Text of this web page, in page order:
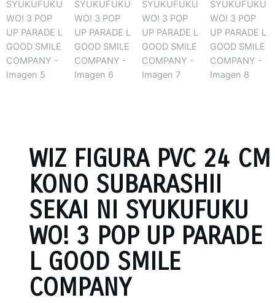
WIZ FIGURA PVC 24 CM
KONO SUBARASHII
SEKAI NI SYUKUFUKU
WO! 3 POP UP PARADE
L GOOD SMILE
COMPANY